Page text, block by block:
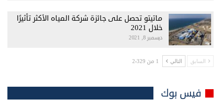
ماتيتو تحصل على جائزة شركة المياه الأكثر تأثيرًا
خلال 2021
ديسمبر 8, 2021
السابق التالي 1 من 2٬329
فيس بوك